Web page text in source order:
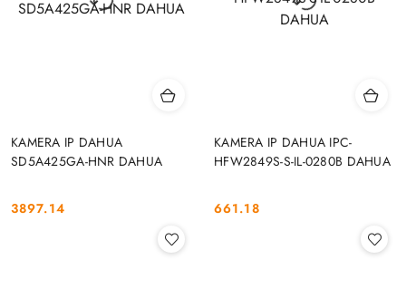
KAMERA IP DAHUA
SD5A425GA-HNR DAHUA
Cena:
3897.14
KAMERA IP DAHUA IPC-
HFW2849S-S-IL-0280B DAHUA
Cena:
661.18